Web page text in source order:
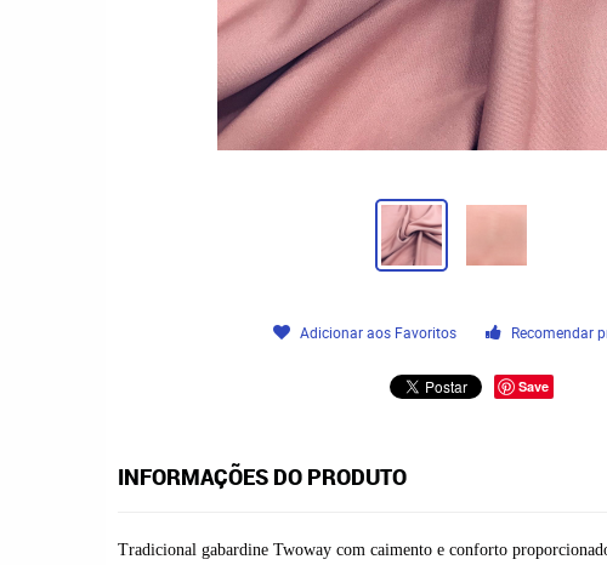
Adicionar aos Favoritos Recomendar
Save
INFORMAÇÕES DO PRODUTO
Tradicional gabardine Twoway com caimento e conforto